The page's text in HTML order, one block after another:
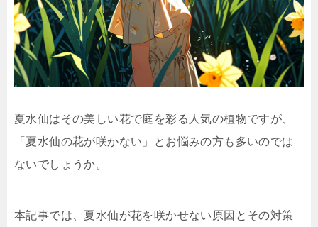
夏水仙はその美しい花で庭を彩る人気の植物ですが、
「夏水仙の花が咲かない」とお悩みの方も多いのでは
ないでしょうか。
本記事では、夏水仙が花を咲かせない原因とその対策